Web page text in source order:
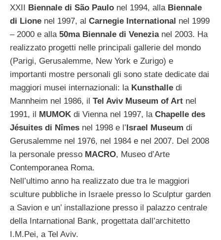
XXII Biennale di São Paulo nel 1994, alla Biennale
di Lione nel 1997, al Carnegie International nel 1999
– 2000 e alla 50ma Biennale di Venezianel 2003. Ha
realizzato progetti nelle principali gallerie del mondo
(Parigi, Gerusalemme, New York e Zurigo) e
importanti mostre personali gli sono state dedicate dai
maggiori musei internazionali: la Kunsthalle di
Mannheim nel 1986, il Tel Aviv Museum of Art nel
1991, il MUMOK di Vienna nel 1997, la Chapelle des
Jésuites di Nîmes nel 1998 e l’Israel Museum di
Gerusalemme nel 1976, nel 1984 e nel 2007. Del 2008
la personale presso MACRO, Museo d’Arte
Contemporanea Roma.
Nell’ultimo anno ha realizzato due tra le maggiori
sculture pubbliche in Israele presso lo Sculptur garden
a Savion e un’ installazione presso il palazzo centrale
della Intarnational Bank, progettata dall’architetto
I.M.Pei, a Tel Aviv.